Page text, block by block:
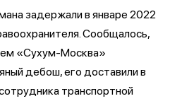
задержали в январе 2022
Сообщалось,
«Сухум-Москва»
дебош, его доставили в
транспортной